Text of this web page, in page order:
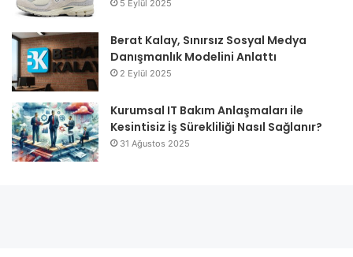
5 Eylül 2025
Berat Kalay, Sınırsız Sosyal Medya
Danışmanlık Modelini Anlattı
2 Eylül 2025
Kurumsal IT Bakım Anlaşmaları ile
Kesintisiz İş Sürekliliği Nasıl Sağlanır?
31 Ağustos 2025